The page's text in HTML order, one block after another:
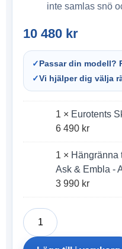
inte samlas snö
10 480 kr
✓Passar din modell?
✓Vi hjälper dig välja
1 × Eurotents
6 490 kr
1 × Hängränna
Ask & Embla -
3 990 kr